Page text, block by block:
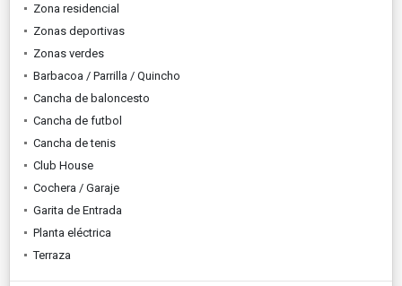
Zona residencial
Zonas deportivas
Zonas verdes
Barbacoa / Parrilla / Quincho
Cancha de baloncesto
Cancha de futbol
Cancha de tenis
Club House
Cochera / Garaje
Garita de Entrada
Planta eléctrica
Terraza